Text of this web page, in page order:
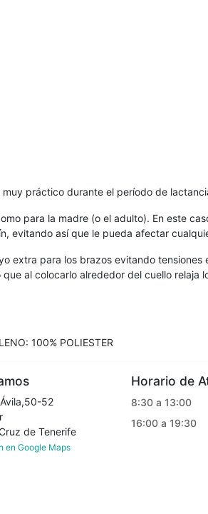
práctico durante el período de
para la madre (o el adulto). En este
evitando así que le pueda afectar
extra para los brazos evitando
al colocarlo alrededor del cuello relaja
100% POLIESTER
52
de Tenerife
en Google Maps
Horario de
8:30 a 13:00
16:00 a 19:30